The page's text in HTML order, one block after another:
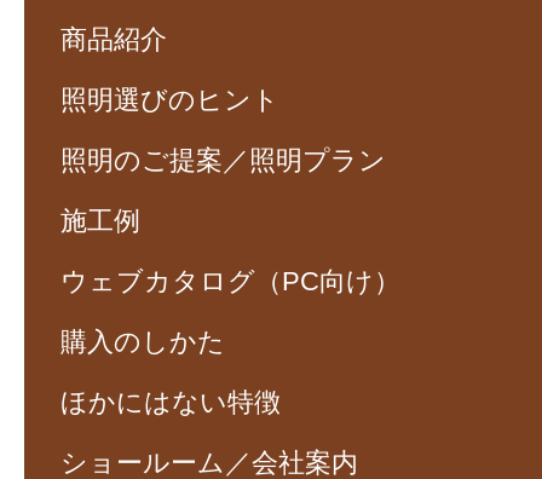
商品紹介
照明選びのヒント
照明のご提案／照明プラン
施工例
ウェブカタログ（PC向け）
購入のしかた
ほかにはない特徴
ショールーム／会社案内